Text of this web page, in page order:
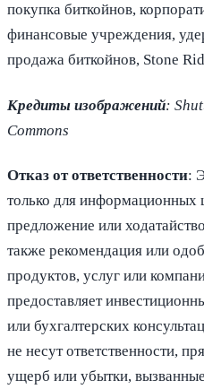
покупка биткойнов,
финансовые учреждения,
продажа биткойнов, Stone
Кредиты изображений:
Commons
Отказ от ответственности:
только для информационных
предложение или
также рекомендация или
продуктов, услуг или
предоставляет
или бухгалтерских
не несут ответственности,
ущерб или убытки,